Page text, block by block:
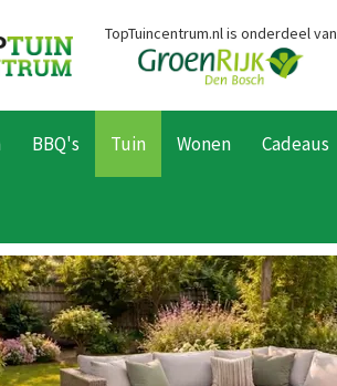
TopTuincentrum.nl is onderdeel van
BBQ's Tuin Wonen Cadeaus